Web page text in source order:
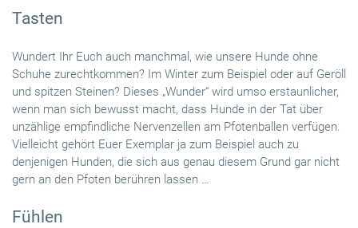
Tasten
Wundert Ihr Euch auch manchmal, wie unsere Hunde ohne
Schuhe zurechtkommen? Im Winter zum Beispiel oder auf Geröll
und spitzen Steinen? Dieses „Wunder“ wird umso erstaunlicher,
wenn man sich bewusst macht, dass Hunde in der Tat über
unzählige empfindliche Nervenzellen am Pfotenballen verfügen.
Vielleicht gehört Euer Exemplar ja zum Beispiel auch zu
denjenigen Hunden, die sich aus genau diesem Grund gar nicht
gern an den Pfoten berühren lassen …
Fühlen